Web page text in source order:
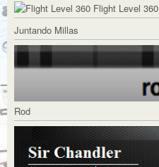
Flight Level 360
Juntando Millas
Rod